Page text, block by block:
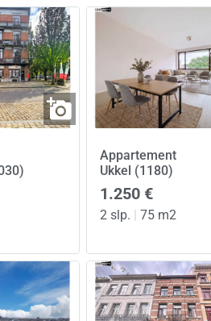
Appartement
Ukkel (1180)
1.250 €
2 slp. | 75 m2